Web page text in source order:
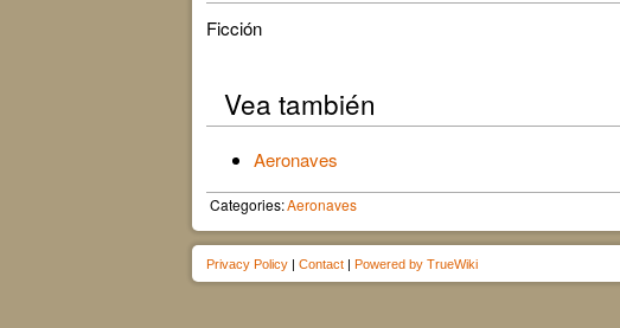
Ficción
Vea también
Aeronaves
Categories:Aeronaves
Privacy Policy | Contact | Powered by TrueWiki